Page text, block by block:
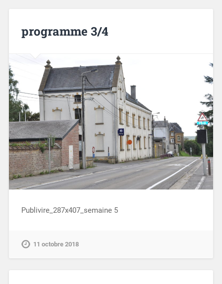
programme 3/4
Publivire_287x407_semaine 5
11 octobre 2018